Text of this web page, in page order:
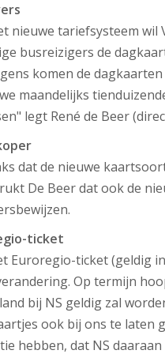
nieuwe tariefsysteem wil
busreizigers de
komen de
maandelijks
legt René de Beer
dat de nieuwe
De Beer dat ook de
ticket
Euroregio-ticket (geldig
Op termijn
bij NS geldig zal
ook bij ons te laten
hebben, dat NS